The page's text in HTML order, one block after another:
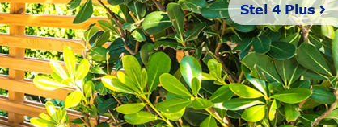
Stel 4 Plus